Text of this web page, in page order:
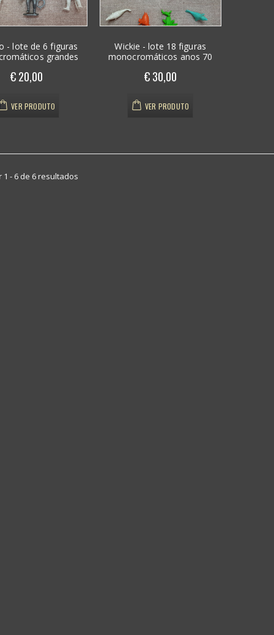
- lote de 6 figuras
grandes
€ 20,00
VER PRODUTO
Wickie - lote 18 figuras
monocromáticos anos 70
€ 30,00
VER PRODUTO
1 - 6 de 6 resultados